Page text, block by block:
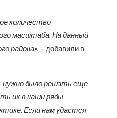
количество
масштаба. На данный
района», – добавили в
нужно было решать еще
их в наши ряды
Если нам удастся